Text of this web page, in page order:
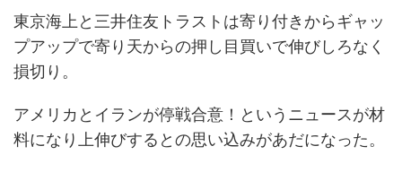
東京海上と三井住友トラストは寄り付きからギャッ
プアップで寄り天からの押し目買いで伸びしろなく
損切り。
アメリカとイランが停戦合意！というニュースが材
料になり上伸びするとの思い込みがあだになった。